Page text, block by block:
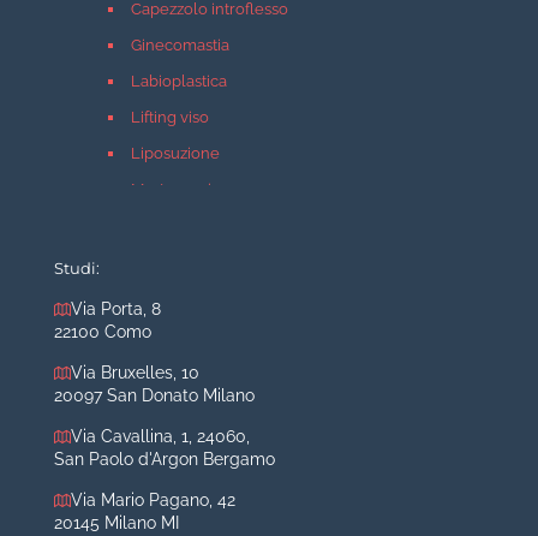
Capezzolo introflesso
Ginecomastia
Labioplastica
Lifting viso
Liposuzione
Mastopessi
Rinoplastica
Medicina estetica Milano
Acido ialuronico viso
Aumento labbra
Filler
Studi:
Via Porta, 8
22100 Como
Via Bruxelles, 10
20097 San Donato Milano
Via Cavallina, 1, 24060,
San Paolo d'Argon Bergamo
Via Mario Pagano, 42
20145 Milano MI